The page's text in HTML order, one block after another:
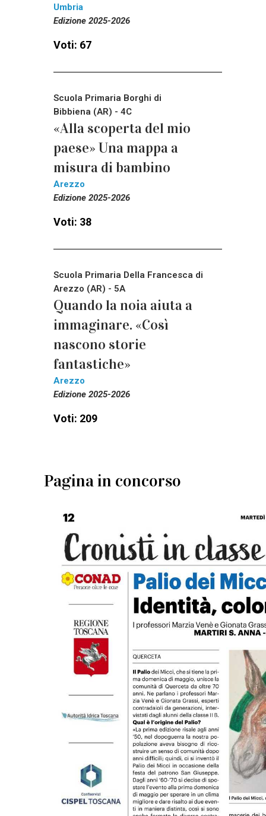
Umbria
Edizione 2025-2026
Voti: 67
Scuola Primaria Borghi di
Bibbiena (AR) - 4C
«Alla scoperta del mio
paese» Una mappa a
misura di bambino
Arezzo
Edizione 2025-2026
Voti: 38
Scuola Primaria Della Francesca di
Arezzo (AR) - 5A
Quando la noia aiuta a
immaginare. «Così
nascono storie
fantastiche»
Arezzo
Edizione 2025-2026
Voti: 209
Pagina in concorso